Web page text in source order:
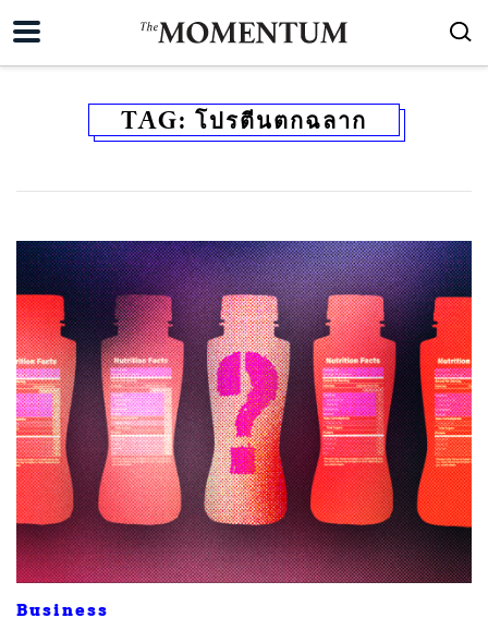
TAG: โปรตีนตกฉลาก
Business
ค้นหา
SHARE TWEET LINE EMAIL